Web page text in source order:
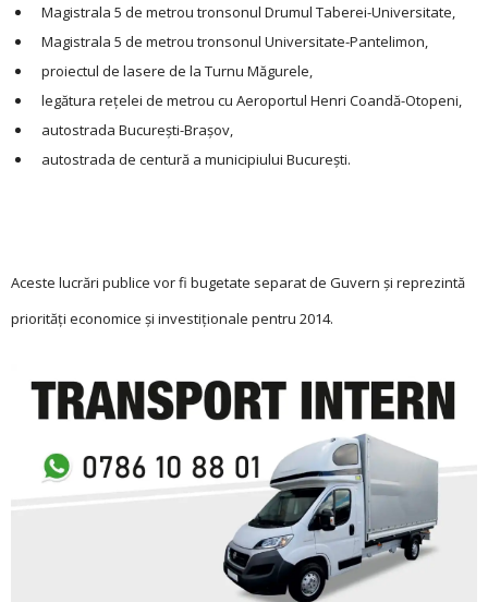
Magistrala 5 de metrou tronsonul Drumul Taberei-Universitate,
Magistrala 5 de metrou tronsonul Universitate-Pantelimon,
proiectul de lasere de la Turnu Măgurele,
legătura reţelei de me­trou cu Aeroportul Henri Coandă-Otopeni,
autostrada Bucureşti-Braşov,
autostrada de cen­tură a municipiului Bucureşti.
Aceste lucrări publice vor fi bugetate separat de Guvern și reprezintă
priorități economice și in­vestiționale pentru 2014.